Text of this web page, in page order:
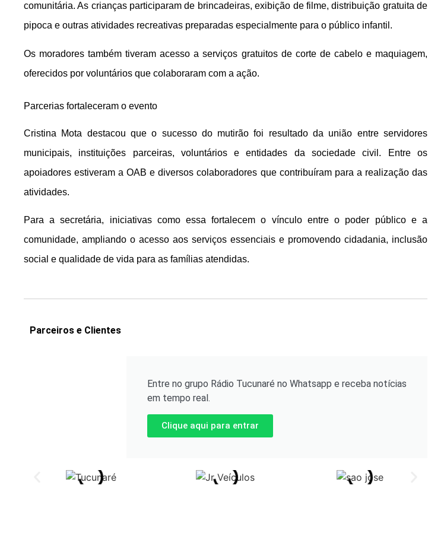
comunitária. As crianças participaram de brincadeiras, exibição de filme, distribuição gratuita de
pipoca e outras atividades recreativas preparadas especialmente para o público infantil.
Os moradores também tiveram acesso a serviços gratuitos de corte de cabelo e maquiagem,
oferecidos por voluntários que colaboraram com a ação.
Parcerias fortaleceram o evento
Cristina Mota destacou que o sucesso do mutirão foi resultado da união entre servidores
municipais, instituições parceiras, voluntários e entidades da sociedade civil. Entre os
apoiadores estiveram a OAB e diversos colaboradores que contribuíram para a realização das
atividades.
Para a secretária, iniciativas como essa fortalecem o vínculo entre o poder público e a
comunidade, ampliando o acesso aos serviços essenciais e promovendo cidadania, inclusão
social e qualidade de vida para as famílias atendidas.
Parceiros e Clientes
Entre no grupo Rádio Tucunaré no Whatsapp e receba notícias
em tempo real.
Clique aqui para entrar